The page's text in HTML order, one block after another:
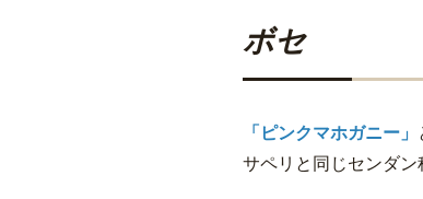
ボセ
「ピンクマホガニー」
サペリと同じセンダン